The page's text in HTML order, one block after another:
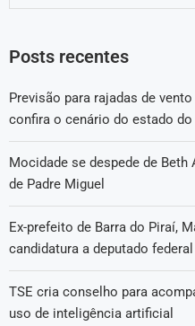
Posts recentes
Previsão para rajadas de
confira o cenário do estado do
Mocidade se despede de Beth
de Padre Miguel
Ex-prefeito de Barra do Piraí,
candidatura a deputado federal
TSE cria conselho para
uso de inteligência artificial